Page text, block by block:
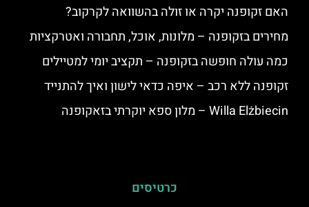
האם זקופנה יקרה או זולה בהשוואה לקרקוב?
מחירים בזקופנה – מלונות, אוכל, תחבורה ואטרקציות
כמה עולה חופשה בזקופנה – תקציב יומי למטיילים
זקופנה ללא רכב – איפה כדאי לישון ואיך להתנייד
Willa Elżbiecin – מלון ספא יוקרתי בזאקופנה
כרטיסים